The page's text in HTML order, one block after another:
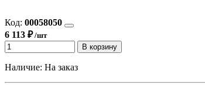
Код: 00058050
6 113 ₽/шт
В корзину
Наличие: На заказ